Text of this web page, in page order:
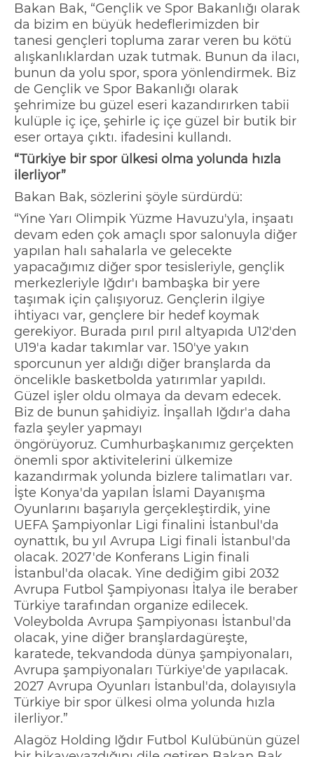
Bakan Bak, “Gençlik ve Spor Bakanlığı olarak
da bizim en büyük hedeflerimizden bir
tanesi gençleri topluma zarar veren bu kötü
alışkanlıklardan uzak tutmak. Bunun da ilacı,
bunun da yolu spor, spora yönlendirmek. Biz
de Gençlik ve Spor Bakanlığı olarak
şehrimize bu güzel eseri kazandırırken tabii
kulüple iç içe, şehirle iç içe güzel bir butik bir
eser ortaya çıktı. ifadesini kullandı.
“Türkiye bir spor ülkesi olma yolunda hızla
ilerliyor”
Bakan Bak, sözlerini şöyle sürdürdü:
“Yine Yarı Olimpik Yüzme Havuzu'yla, inşaatı
devam eden çok amaçlı spor salonuyla diğer
yapılan halı sahalarla ve gelecekte
yapacağımız diğer spor tesisleriyle, gençlik
merkezleriyle Iğdır'ı bambaşka bir yere
taşımak için çalışıyoruz. Gençlerin ilgiye
ihtiyacı var, gençlere bir hedef koymak
gerekiyor. Burada pırıl pırıl altyapıda U12'den
U19'a kadar takımlar var. 150'ye yakın
sporcunun yer aldığı diğer branşlarda da
öncelikle basketbolda yatırımlar yapıldı.
Güzel işler oldu olmaya da devam edecek.
Biz de bunun şahidiyiz. İnşallah Iğdır'a daha
fazla şeyler yapmayı
öngörüyoruz. Cumhurbaşkanımız gerçekten
önemli spor aktivitelerini ülkemize
kazandırmak yolunda bizlere talimatları var.
İşte Konya'da yapılan İslami Dayanışma
Oyunlarını başarıyla gerçekleştirdik, yine
UEFA Şampiyonlar Ligi finalini İstanbul'da
oynattık, bu yıl Avrupa Ligi finali İstanbul'da
olacak. 2027'de Konferans Ligin finali
İstanbul'da olacak. Yine dediğim gibi 2032
Avrupa Futbol Şampiyonası İtalya ile beraber
Türkiye tarafından organize edilecek.
Voleybolda Avrupa Şampiyonası İstanbul'da
olacak, yine diğer branşlardagüreşte,
karatede, tekvandoda dünya şampiyonaları,
Avrupa şampiyonaları Türkiye'de yapılacak.
2027 Avrupa Oyunları İstanbul'da, dolayısıyla
Türkiye bir spor ülkesi olma yolunda hızla
ilerliyor.”
Alagöz Holding Iğdır Futbol Kulübünün güzel